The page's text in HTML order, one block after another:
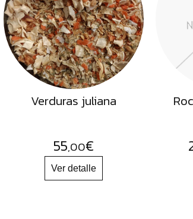
Verduras juliana
55,00€